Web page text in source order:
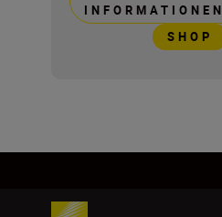
INFORMATIONEN
SHOP